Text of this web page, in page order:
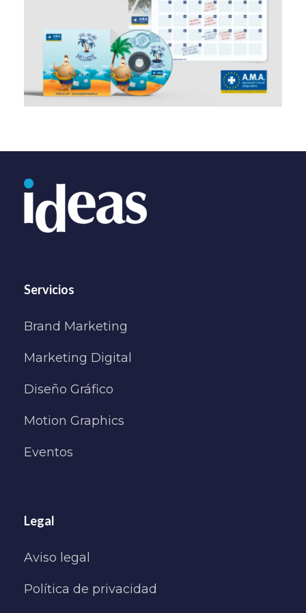
Servicios
Brand Marketing
Marketing Digital
Diseño Gráfico
Motion Graphics
Eventos
Legal
Aviso legal
Política de privacidad